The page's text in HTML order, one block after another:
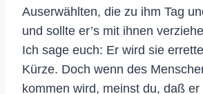
Auserwählten, die zu ihm Tag
und sollte er’s mit ihnen
Ich sage euch: Er wird sie
Kürze. Doch wenn des
kommen wird, meinst du, daß